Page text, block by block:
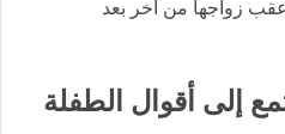
عقب زواجها من آخر بعد
إلى أقوال الطفلة